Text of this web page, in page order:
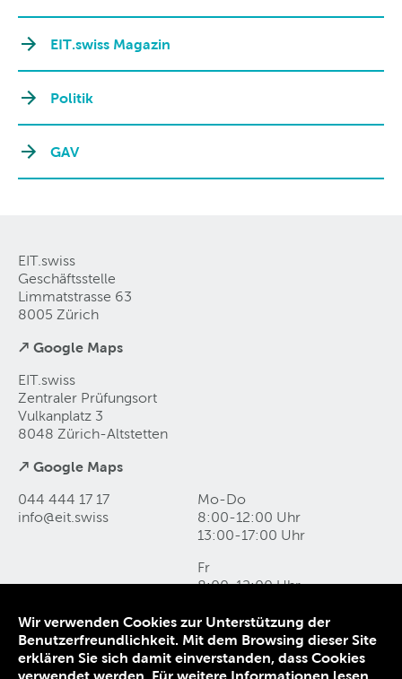
EIT.swiss Magazin
Politik
GAV
EIT.swiss
Geschäftsstelle
Limmatstrasse 63
8005 Zürich
↗ Google Maps
EIT.swiss
Zentraler Prüfungsort
Vulkanplatz 3
8048 Zürich-Altstetten
↗ Google Maps
044 444 17 17
info@eit swiss
Mo-Do
8:00-12:00 Uhr
13:00-17:00 Uhr
Fr
8:00-12:00 Uhr
Kontakt und Anfahrt
Datenschutz
Wir verwenden Cookies zur Unterstützung der
Benutzerfreundlichkeit. Mit dem Browsing dieser Site
erklären Sie sich damit einverstanden, dass Cookies
verwendet werden. Für weitere Informationen lesen